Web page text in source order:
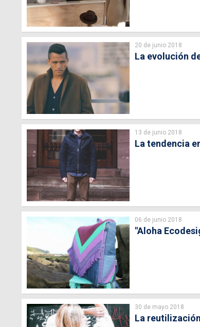
20 de junio 2018
La evolución
13 de junio 2018
La tendencia
06 de junio 2018
"Aloha
30 de mayo 2018
La